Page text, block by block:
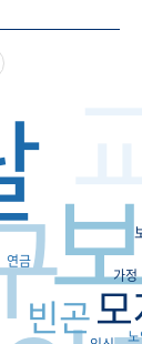
빈곤
가정
연금